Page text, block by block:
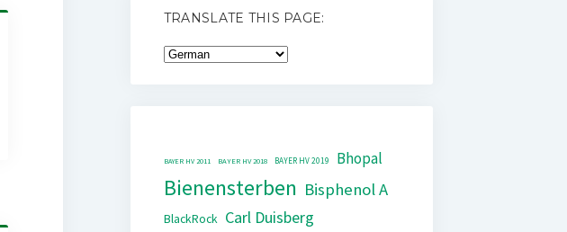
TRANSLATE THIS PAGE:
BAYER HV 2011 BAYER HV 2018 BAYER HV 2019 Bhopal
Bienensterben Bisphenol A
BlackRock Carl Duisberg